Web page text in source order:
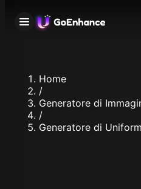
Home
/
Generatore di
/
Generatore di